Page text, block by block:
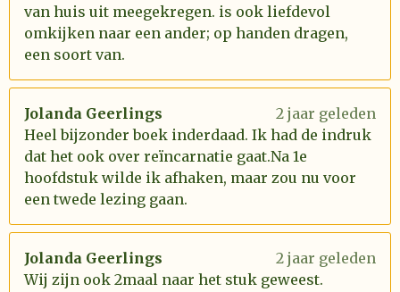
van huis uit meegekregen. is ook liefdevol
omkijken naar een ander; op handen dragen,
een soort van.
Jolanda Geerlings
2 jaar geleden
Heel bijzonder boek inderdaad. Ik had de indruk
dat het ook over reïncarnatie gaat.Na 1e
hoofdstuk wilde ik afhaken, maar zou nu voor
een twede lezing gaan.
Jolanda Geerlings
2 jaar geleden
Wij zijn ook 2maal naar het stuk geweest.